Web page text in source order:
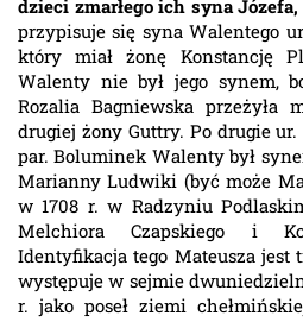
dzieci zmarłego ich syna
przypisuje się syna Walentego
który miał żonę Konstancję
Walenty nie był jego synem,
Rozalia Bagniewska przeżyła
drugiej żony Guttry. Po drugie ur.
par. Boluminek Walenty był
Marianny Ludwiki (być może
w 1708 r. w Radzyniu
Melchiora Czapskiego i
Identyfikacja tego Mateusza jest
występuje w sejmie
r. jako poseł ziemi